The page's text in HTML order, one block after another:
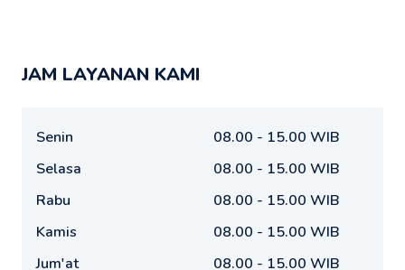
JAM LAYANAN KAMI
Senin
Selasa
Rabu
Kamis
Jum'at
08.00 - 15.00 WIB
08.00 - 15.00 WIB
08.00 - 15.00 WIB
08.00 - 15.00 WIB
08.00 - 15.00 WIB